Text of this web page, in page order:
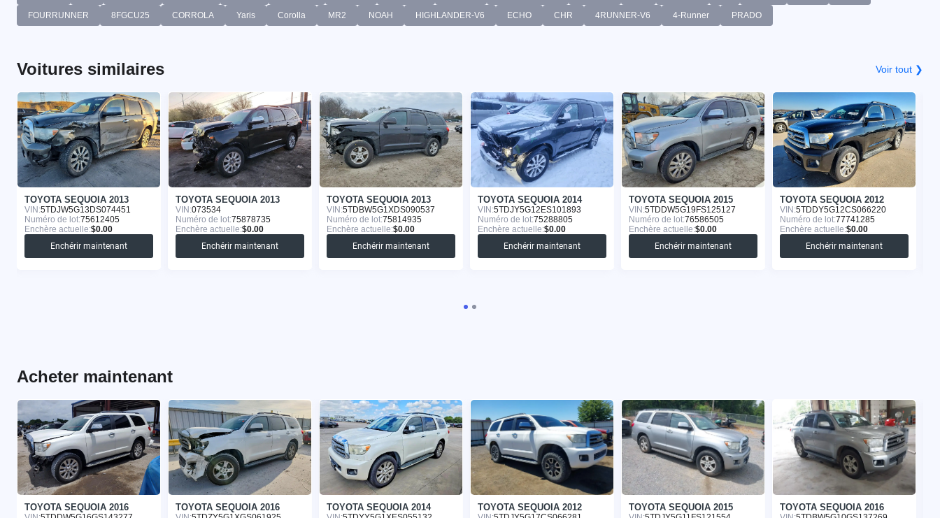
FOURRUNNER 8FGCU25 CORROLA Yaris Corolla MR2 NOAH HIGHLANDER-V6 ECHO CHR 4RUNNER-V6 4-Runner PRADO
Voitures similaires Voir tout ❯
TOYOTA SEQUOIA 2013
VIN:5TDJW5G13DS074451
Numéro de lot:75612405
Enchère actuelle:$0.00
Enchérir maintenant
TOYOTA SEQUOIA 2013
VIN:073534
Numéro de lot:75878735
Enchère actuelle:$0.00
Enchérir maintenant
TOYOTA SEQUOIA 2013
VIN:5TDBW5G1XDS090537
Numéro de lot:75814935
Enchère actuelle:$0.00
Enchérir maintenant
TOYOTA SEQUOIA 2014
VIN:5TDJY5G12ES101893
Numéro de lot:75288805
Enchère actuelle:$0.00
Enchérir maintenant
TOYOTA SEQUOIA 2015
VIN:5TDDW5G19FS125127
Numéro de lot:76586505
Enchère actuelle:$0.00
Enchérir maintenant
TOYOTA SEQUOIA 2012
VIN:5TDDY5G12CS066220
Numéro de lot:77741285
Enchère actuelle:$0.00
Enchérir maintenant
Acheter maintenant
TOYOTA SEQUOIA 2016 TOYOTA SEQUOIA 2016 TOYOTA SEQUOIA 2014 TOYOTA SEQUOIA 2012 TOYOTA SEQUOIA 2015 TOYOTA SEQUOIA 2016